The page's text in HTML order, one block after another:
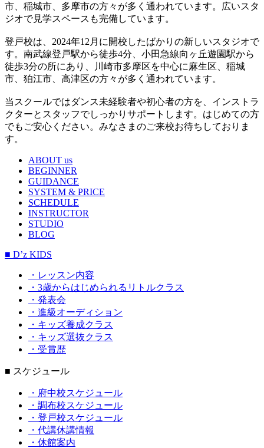
市、稲城市、多摩市の方々が多く通われています。広いスタ
ジオで見学スペースも完備しています。
登戸校は、2024年12月に開校したばかりの新しいスタジオで
す。南武線登戸駅から徒歩4分、小田急線向ヶ丘遊園駅から
徒歩3分の所にあり、川崎市多摩区を中心に麻生区、稲城
市、狛江市、高津区の方々が多く通われています。
当スクールではダンス未経験者や初心者の方を、インストラ
クターとスタッフでしっかりサポートします。はじめての方
でもご安心ください。みなさまのご来校お待ちしておりま
す。
ABOUT us
BEGINNER
GUIDANCE
SYSTEM & PRICE
SCHEDULE
INSTRUCTOR
STUDIO
BLOG
■ D’z KIDS
・レッスン内容
・3歳からはじめられるリトルクラス
・発表会
・進級オーディション
・キッズ養成クラス
・キッズ選抜クラス
・受賞歴
■ スケジュール
・府中校スケジュール
・調布校スケジュール
・登戸校スケジュール
・代講休講情報
・休館案内